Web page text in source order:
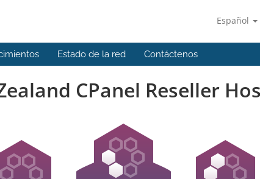
Español
Estado de la red Contáctenos
CPanel Reseller